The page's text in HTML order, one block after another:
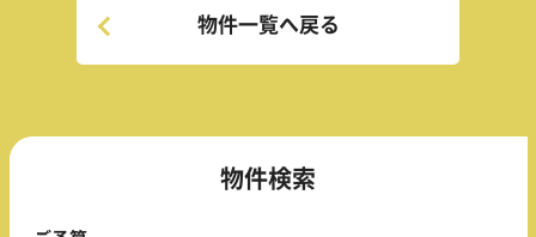
物件一覧へ戻る
物件検索